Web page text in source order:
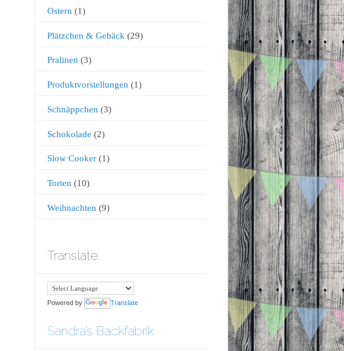
Ostern (1)
Plätzchen & Gebäck (29)
Pralinen (3)
Produktvorstellungen (1)
Schnäppchen (3)
Schokolade (2)
Slow Cooker(1)
Torten (10)
Weihnachten (9)
Translate:
Powered by Translate
Sandra’s Backfabrik